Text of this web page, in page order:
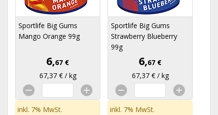
Sportlife Big Gums
Mango Orange 99g
6,67 €
67,37 € / kg
inkl. 7% MwSt.
Sportlife Big Gums
Strawberry Blueberry
99g
6,67 €
67,37 € / kg
inkl. 7% MwSt.